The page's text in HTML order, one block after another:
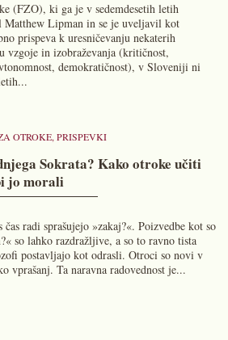
(FZO), ki ga je v sedemdesetih letih
Matthew Lipman in se je uveljavil kot
prispeva k uresničevanju nekaterih
vzgoje in izobraževanja (kritičnost,
demokratičnost), v Sloveniji ni
OTROKE, PRISPEVKI
Sokrata? Kako otroke učiti
jo morali
radi sprašujejo »zakaj?«. Poizvedbe kot so
so lahko razdražljive, a so to ravno tista
postavljajo kot odrasli. Otroci so novi v
vprašanj. Ta naravna radovednost je...